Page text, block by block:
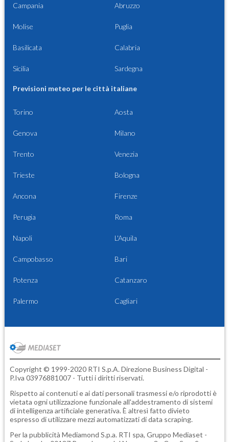
Campania Abruzzo
Molise Puglia
Basilicata Calabria
Sicilia Sardegna
Previsioni meteo per le città italiane
Torino Aosta
Genova Milano
Trento Venezia
Trieste Bologna
Ancona Firenze
Perugia Roma
Napoli L'Aquila
Campobasso Bari
Potenza Catanzaro
Palermo Cagliari
Copyright © 1999-2020 RTI S.p.A. Direzione Business Digital -
P.Iva 03976881007 - Tutti i diritti riservati.
Rispetto ai contenuti e ai dati personali trasmessi e/o riprodotti è
vietata ogni utilizzazione funzionale all'addestramento di sistemi
di intelligenza artificiale generativa. È altresì fatto divieto
espresso di utilizzare mezzi automatizzati di data scraping.
Per la pubblicità Mediamond S.p.a. RTI spa, Gruppo Mediaset -